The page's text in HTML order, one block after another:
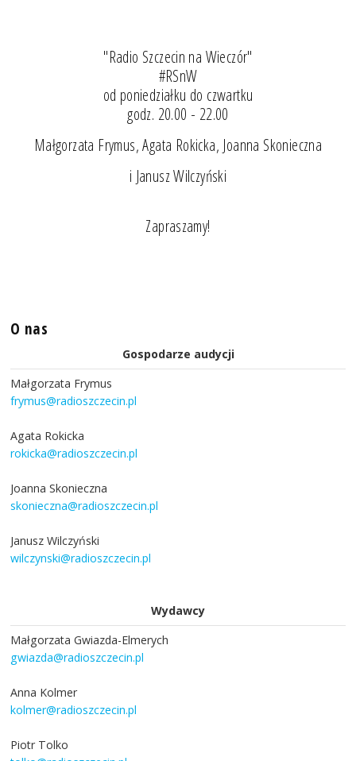
"Radio Szczecin na Wieczór"
#RSnW
od poniedziałku do czwartku
godz. 20.00 - 22.00
Małgorzata Frymus, Agata Rokicka, Joanna Skonieczna
i Janusz Wilczyński
Zapraszamy!
O nas
Gospodarze audycji
Małgorzata Frymus
frymus@radioszczecin.pl
Agata Rokicka
rokicka@radioszczecin.pl
Joanna Skonieczna
skonieczna@radioszczecin.pl
Janusz Wilczyński
wilczynski@radioszczecin.pl
Wydawcy
Małgorzata Gwiazda-Elmerych
gwiazda@radioszczecin.pl
Anna Kolmer
kolmer@radioszczecin.pl
Piotr Tolko